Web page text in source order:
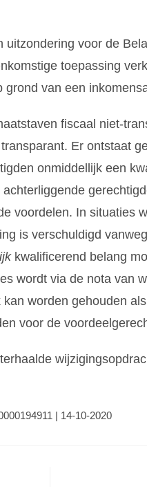
voor de
toepassing
van een
fiscaal niet-
Er ontstaat
onmiddellijk een
voordelen. In situaties
is verschuldigd
kwalificerend belang
wordt via de nota van
worden gehouden
voor de
| 14-10-2020